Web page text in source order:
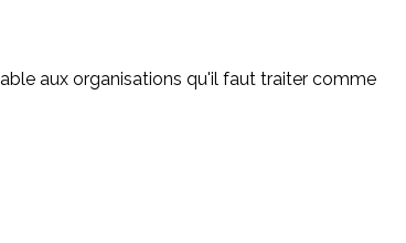
aux organisations qu'il faut traiter comme